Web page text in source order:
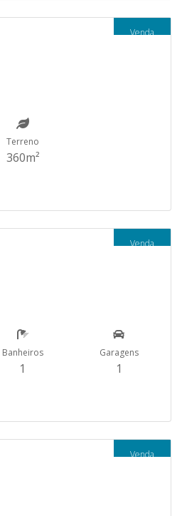
Venda
Terreno
360m²
Venda
Banheiros
1
Garagens
1
Venda